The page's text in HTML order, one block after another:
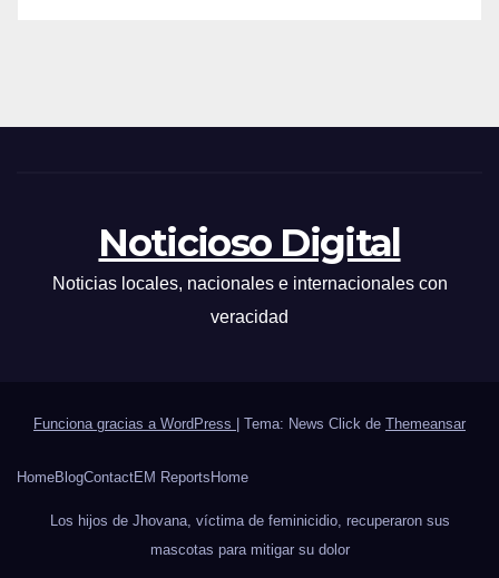
Noticioso Digital
Noticias locales, nacionales e internacionales con
veracidad
Funciona gracias a WordPress | Tema: News Click de Themeansar
HomeBlogContactEM Reports Home
Los hijos de Jhovana, víctima de feminicidio, recuperaron sus
mascotas para mitigar su dolor